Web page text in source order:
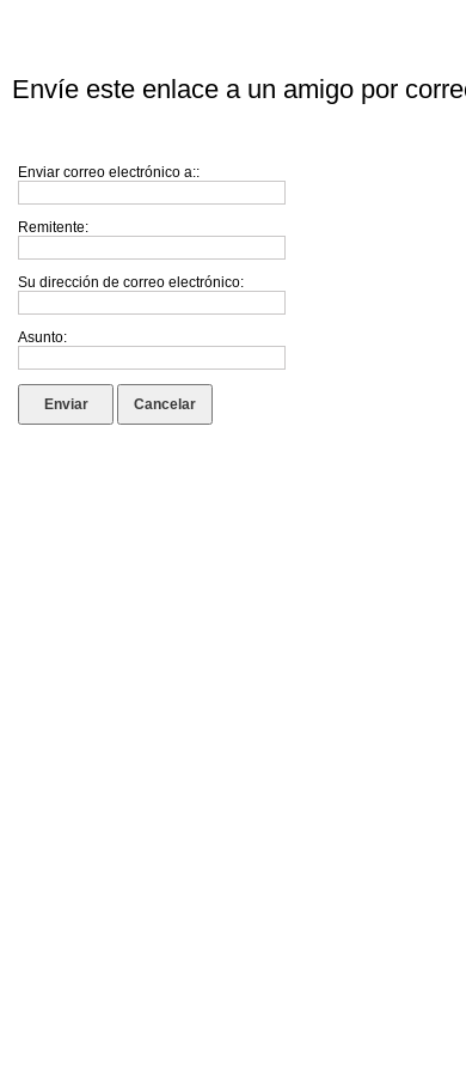
Envíe este enlace a un amigo por
Enviar correo electrónico a::
Remitente:
Su dirección de correo electrónico:
Asunto:
Enviar Cancelar